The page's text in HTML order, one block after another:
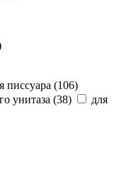
писсуара (106)
унитаза (38)
для